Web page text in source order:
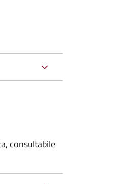
consultabile